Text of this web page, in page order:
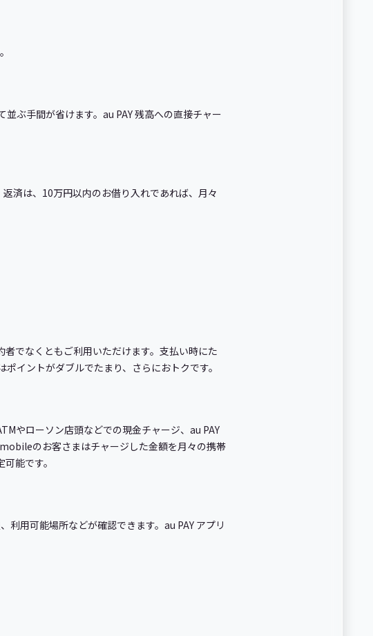
ぶ手間が省けます。au PAY 残高への直接チャー
済は、10万円以内のお借り入れであれば、月々
でなくともご利用いただけます。支払い時にた
イントがダブルでたまり、さらにおトクです。
やローソン店頭などでの現金チャージ、au PAY
のお客さまはチャージした金額を月々の携帯
能です。
利用可能場所などが確認できます。au PAY アプリ